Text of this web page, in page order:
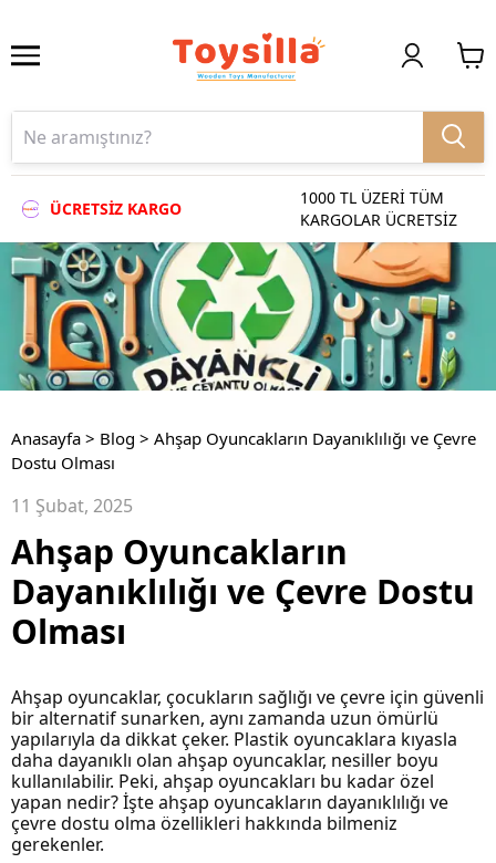
ÜCRETSİZ KARGO
1000 TL ÜZERİ TÜM
KARGOLAR ÜCRETSİZ
Anasayfa > Blog > Ahşap Oyuncakların Dayanıklılığı ve Çevre
Dostu Olması
11 Şubat, 2025
Ahşap Oyuncakların
Dayanıklılığı ve Çevre Dostu
Olması
Ahşap oyuncaklar, çocukların sağlığı ve çevre için güvenli
bir alternatif sunarken, aynı zamanda uzun ömürlü
yapılarıyla da dikkat çeker. Plastik oyuncaklara kıyasla
daha dayanıklı olan ahşap oyuncaklar, nesiller boyu
kullanılabilir. Peki, ahşap oyuncakları bu kadar özel
yapan nedir? İşte ahşap oyuncakların dayanıklılığı ve
çevre dostu olma özellikleri hakkında bilmeniz
gerekenler.